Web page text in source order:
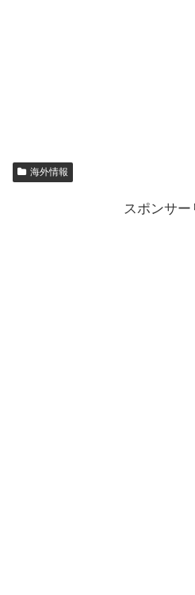
海外情報
スポンサー